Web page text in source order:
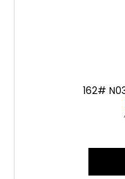
162#